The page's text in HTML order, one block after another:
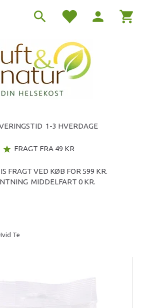
1-3 HVERDAGE
star FRAGT FRA 49 KR
FRAGT VED KØB FOR 599 KR.
MIDDELFART 0 KR.
Te